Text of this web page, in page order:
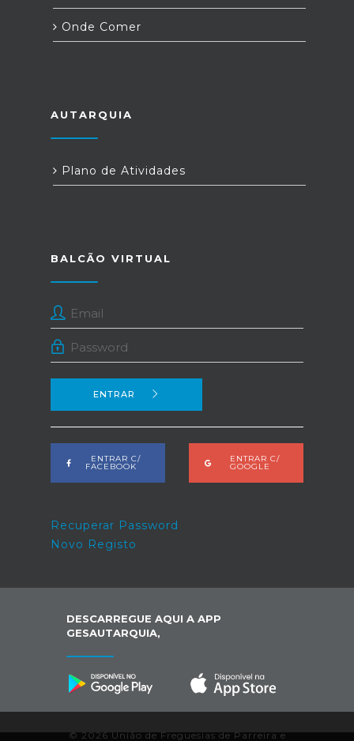
Onde Comer
AUTARQUIA
Plano de Atividades
BALCÃO VIRTUAL
ENTRAR
ENTRAR C/
FACEBOOK
ENTRAR C/
GOOGLE
Recuperar Password
Novo Registo
DESCARREGUE AQUI A APP
GESAUTARQUIA,
© 2026 União de Freguesias de Parreira e